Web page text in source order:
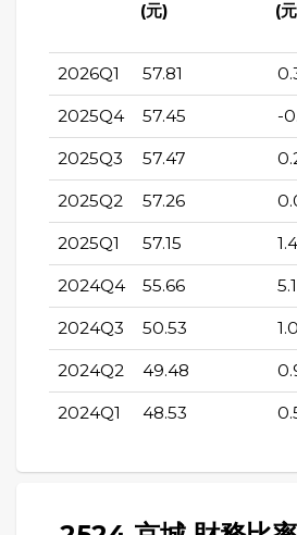
(元)
(
2026Q1 57.81
2025Q4 57.45 -
2025Q3 57.47
2025Q2 57.26
2025Q1 57.15
2024Q4 55.66
2024Q3 50.53
2024Q2 49.48
2024Q1 48.53